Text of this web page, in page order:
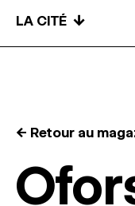
LA CITÉ ↓
← Retour au